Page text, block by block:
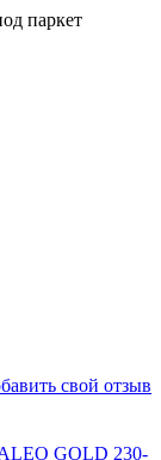
паркет
свой отзыв